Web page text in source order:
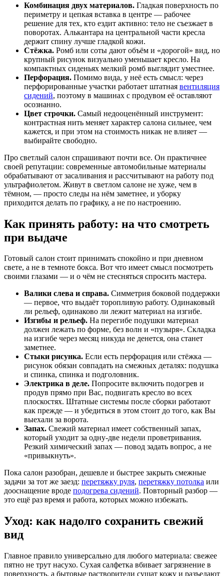
Комбинация двух материалов. Гладкая поверхность по
периметру и цепкая вставка в центре — рабочее
решение для тех, кто ездит активно: тело не съезжает в
поворотах. Алькантара на центральной части кресла
держит спину лучше гладкой кожи.
Стёжка. Ромб или соты дают объём и «дорогой» вид, но
крупный рисунок визуально уменьшает кресло. На
компактных сиденьях мелкий ромб выглядит уместнее.
Перфорация. Помимо вида, у неё есть смысл: через
перфорированные участки работает штатная вентиляция
сидений, поэтому в машинах с продувом её оставляют
осознанно.
Цвет строчки. Самый недооценённый инструмент:
контрастная нить меняет характер салона сильнее, чем
кажется, и при этом на стоимость никак не влияет —
выбирайте свободно.
Про светлый салон спрашивают почти все. Он практичнее
своей репутации: современные автомобильные материалы
обрабатывают от засаливания и рассчитывают на работу под
ультрафиолетом. Живут в светлом салоне не хуже, чем в
тёмном, — просто следы на нём заметнее, и уборку
приходится делать по графику, а не по настроению.
Как принять работу: на что смотреть
при выдаче
Готовый салон стоит принимать спокойно и при дневном
свете, а не в темноте бокса. Вот что имеет смысл посмотреть
своими глазами — и о чём не стесняться спросить мастера.
Валики слева и справа. Симметрия боковой поддержки
— первое, что выдаёт торопливую работу. Одинаковый
ли рельеф, одинаково ли лежит материал на изгибе.
Изгибы и рельеф. На перегибе подушки материал
должен лежать по форме, без волн и «пузыря». Складка
на изгибе через месяц никуда не денется, она станет
заметнее.
Стыки рисунка. Если есть перфорация или стёжка —
рисунок обязан совпадать на смежных деталях: подушка
и спинка, спинка и подголовник.
Электрика в деле. Попросите включить подогрев и
продув прямо при Вас, подвигать кресло во всех
плоскостях. Штатные системы после сборки работают
как прежде — и убедиться в этом стоит до того, как Вы
выехали за ворота.
Запах. Свежий материал имеет собственный запах,
который уходит за одну-две недели проветривания.
Резкий химический запах — повод задать вопрос, а не
«привыкнуть».
Пока салон разобран, дешевле и быстрее закрыть смежные
задачи за тот же заезд: перетяжку руля, перетяжку потолка или
дооснащение вроде подогрева сидений. Повторный разбор —
это ещё раз время и работа, которых можно избежать.
Уход: как надолго сохранить свежий
вид
Главное правило универсально для любого материала: свежее
пятно не трут насухо. Сухая салфетка вбивает загрязнение в
поверхность, а бытовые растворители сушат кожу и разъедают